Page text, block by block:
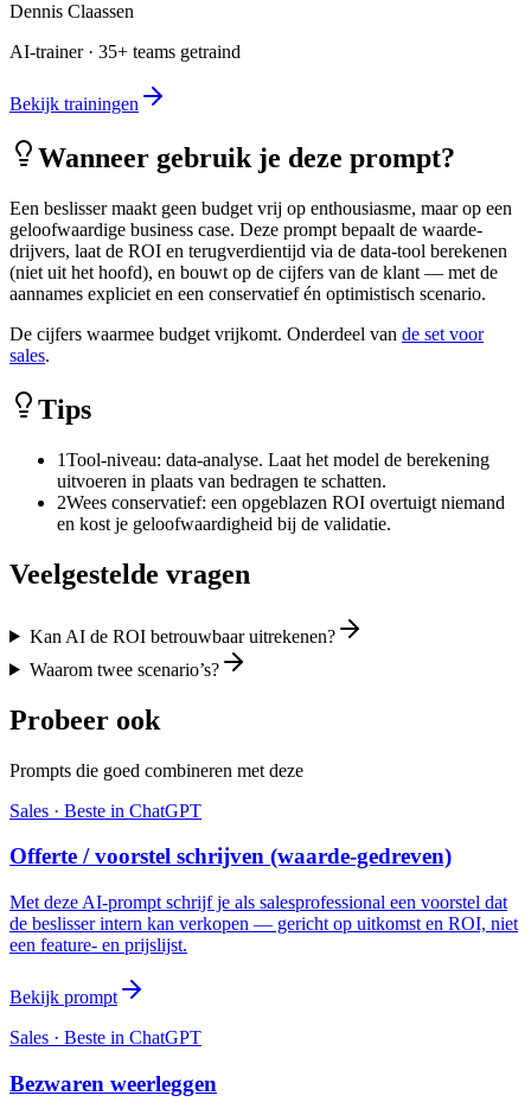
Dennis Claassen
AI-trainer · 35+ teams getraind
Bekijk trainingen
Wanneer gebruik je deze prompt?
Een beslisser maakt geen budget vrij op enthousiasme, maar op een
geloofwaardige business case. Deze prompt bepaalt de waarde-
drijvers, laat de ROI en terugverdientijd via de data-tool berekenen
(niet uit het hoofd), en bouwt op de cijfers van de klant — met de
aannames expliciet en een conservatief én optimistisch scenario.
De cijfers waarmee budget vrijkomt. Onderdeel van de set voor
sales.
Tips
1Tool-niveau: data-analyse. Laat het model de berekening
uitvoeren in plaats van bedragen te schatten.
2Wees conservatief: een opgeblazen ROI overtuigt niemand
en kost je geloofwaardigheid bij de validatie.
Veelgestelde vragen
Kan AI de ROI betrouwbaar uitrekenen?
Waarom twee scenario’s?
Probeer ook
Prompts die goed combineren met deze
Sales · Beste in ChatGPT
Offerte / voorstel schrijven (waarde-gedreven)
Met deze AI-prompt schrijf je als salesprofessional een voorstel dat
de beslisser intern kan verkopen — gericht op uitkomst en ROI, niet
een feature- en prijslijst.
Bekijk prompt
Sales · Beste in ChatGPT
Bezwaren weerleggen